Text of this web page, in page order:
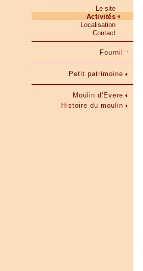
Le site
Activités
Localisation
Contact
Fournil
Petit patrimoine
Moulin d'Evere
Histoire du moulin